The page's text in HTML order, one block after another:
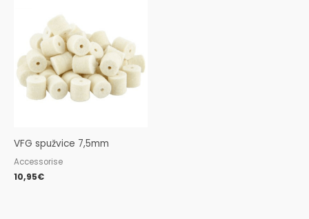
VFG spužvice 7,5mm
Accessorise
10,95€